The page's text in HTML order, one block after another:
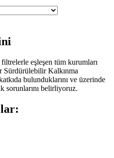
eşleşen tüm kurumları
Sürdürülebilir Kalkınma
bulunduklarını ve üzerinde
sorunlarını belirliyoruz.